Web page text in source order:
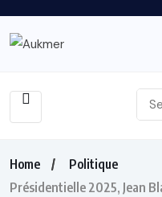
Home
Politique
Présidentielle 2025, Jean